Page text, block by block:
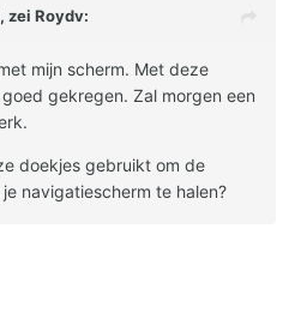
zei Roydv:
mijn scherm. Met deze
gekregen. Zal morgen een
doekjes gebruikt om de
navigatiescherm te halen?